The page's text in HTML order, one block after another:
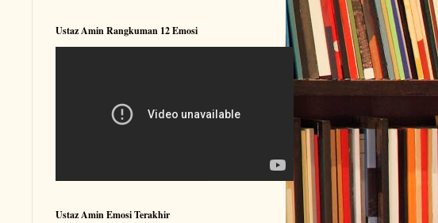
Ustaz Amin Rangkuman 12 Emosi
Ustaz Amin Emosi Terakhir